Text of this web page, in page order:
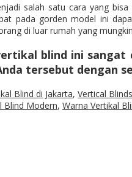
salah satu cara yang
pada gorden model ini
di luar rumah yang
blind ini sangat
tersebut dengan
Blind di Jakarta, Vertical Blinds
Blind Modern, Warna Vertikal